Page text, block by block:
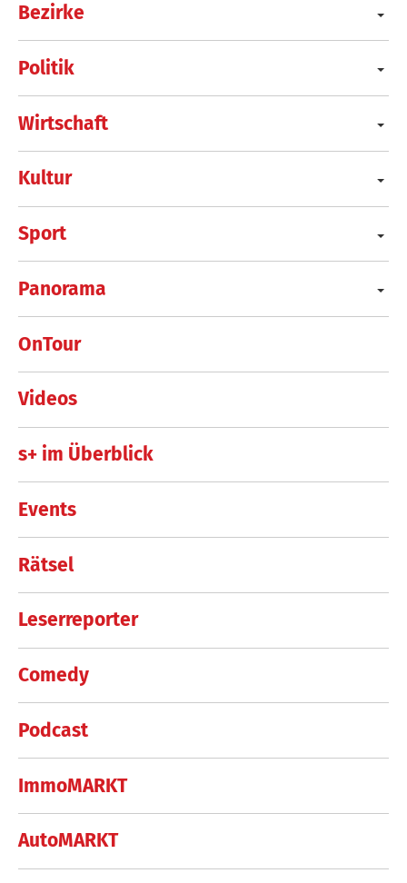
Bezirke
Politik
Wirtschaft
Kultur
Sport
Panorama
OnTour
Videos
s+ im Überblick
Events
Rätsel
Leserreporter
Comedy
Podcast
ImmoMARKT
AutoMARKT